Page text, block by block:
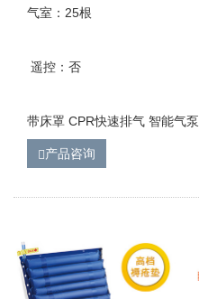
气室：25根
遥控：否
带床罩 CPR快速排气 智能气泵
产品咨询